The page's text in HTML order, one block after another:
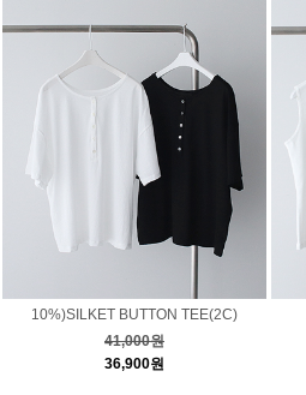
10%)SILKET BUTTON TEE(2C)
41,000원
36,900원